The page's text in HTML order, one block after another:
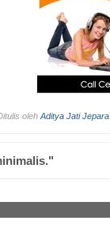
oleh Aditya Jati Jepara